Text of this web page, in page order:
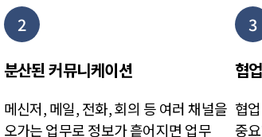
2
분산된 커뮤니케이션
메신저, 메일, 전화, 회의 등 여러 채널을
오가는 업무로 정보가 흩어지면 업무
3
협
협
중